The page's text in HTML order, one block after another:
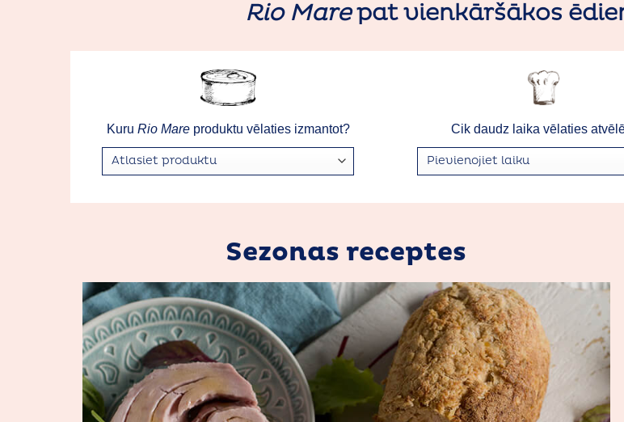
Rio Marepat vienkāršākos
Kuru Rio Mareproduktu vēlaties izmantot? Cik daudz laika vēlaties
Sezonas receptes